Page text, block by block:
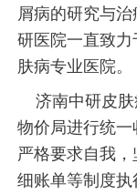
屑病的研究与
研医院一直致力
肤病专业医院。
济南中研皮肤
物价局进行统
严格要求自我
细账单等制度